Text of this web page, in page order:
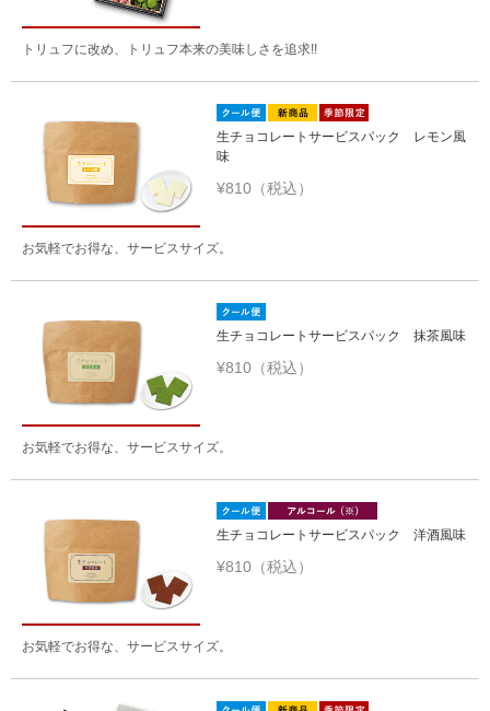
トリュフに改め、トリュフ本来の美味しさを追求!!
生チョコレートサービスパック レモン風
味
¥810（税込）
お気軽でお得な、サービスサイズ。
生チョコレートサービスパック 抹茶風味
¥810（税込）
お気軽でお得な、サービスサイズ。
生チョコレートサービスパック 洋酒風味
¥810（税込）
お気軽でお得な、サービスサイズ。